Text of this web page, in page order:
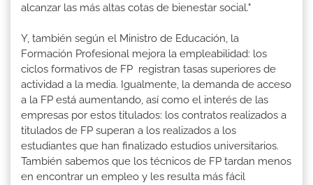
alcanzar las más altas cotas de bienestar social."
Y, también según el Ministro de Educación, la
Formación Profesional mejora la empleabilidad: los
ciclos formativos de FP registran tasas superiores de
actividad a la media. Igualmente, la demanda de acceso
a la FP está aumentando, así como el interés de las
empresas por estos titulados: los contratos realizados a
titulados de FP superan a los realizados a los
estudiantes que han finalizado estudios universitarios.
También sabemos que los técnicos de FP tardan menos
en encontrar un empleo y les resulta más fácil